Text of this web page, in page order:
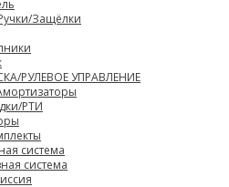
Защёлки
РУЛЕВОЕ УПРАВЛЕНИЕ
РТИ
система
система